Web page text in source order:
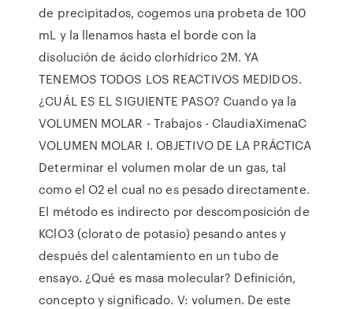
de precipitados, cogemos una probeta de 100
mL y la llenamos hasta el borde con la
disolución de ácido clorhídrico 2M. YA
TENEMOS TODOS LOS REACTIVOS MEDIDOS.
¿CUÁL ES EL SIGUIENTE PASO? Cuando ya la
VOLUMEN MOLAR - Trabajos - ClaudiaXimenaC
VOLUMEN MOLAR I. OBJETIVO DE LA PRÁCTICA
Determinar el volumen molar de un gas, tal
como el O2 el cual no es pesado directamente.
El método es indirecto por descomposición de
KClO3 (clorato de potasio) pesando antes y
después del calentamiento en un tubo de
ensayo. ¿Qué es masa molecular? Definición,
concepto y significado. V: volumen. De este